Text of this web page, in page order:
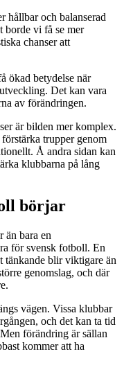
hållbar och balanserad
borde vi få se mer
chanser att
ökad betydelse när
Det kan vara
av förändringen.
är bilden mer komplex.
trupper genom
Å andra sidan kan
klubbarna på lång
börjar
än bara en
för svensk fotboll. En
tänkande blir viktigare än
genomslag, och där
vägen. Vissa klubbar
och det kan ta tid
förändring är sällan
kommer att ha